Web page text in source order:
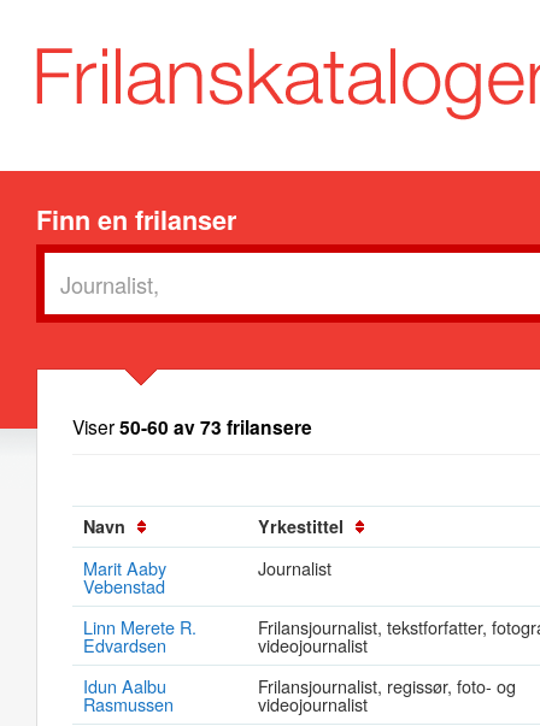
Finn en frilanser
Viser50-60 av 73 frilansere
Navn Yrkestittel
Marit Aaby
Vebenstad
Journalist
Linn Merete R.
Edvardsen
Frilansjournalist, tekstforfatter,
videojournalist
Idun Aalbu
Rasmussen
Frilansjournalist, regissør, foto- og
videojournalist